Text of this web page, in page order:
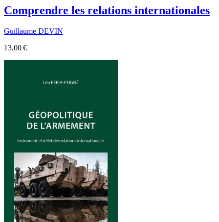
Comprendre les relations internationales
Guillaume DEVIN
13,00 €